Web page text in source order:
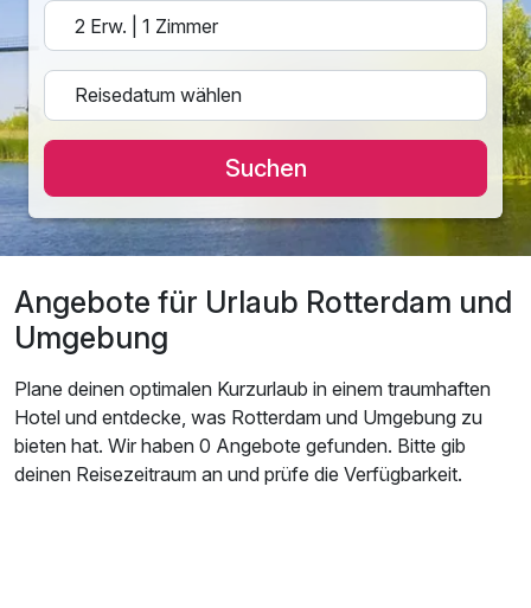
Suchen
Angebote für Urlaub Rotterdam und
Umgebung
Plane deinen optimalen Kurzurlaub in einem traumhaften
Hotel und entdecke, was Rotterdam und Umgebung zu
bieten hat. Wir haben 0 Angebote gefunden. Bitte gib
deinen Reisezeitraum an und prüfe die Verfügbarkeit.